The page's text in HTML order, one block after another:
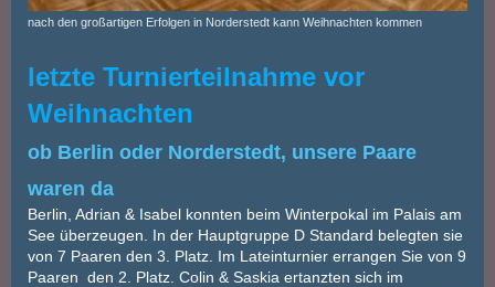
nach den großartigen Erfolgen in Norderstedt kann Weihnachten kommen
letzte Turnierteilnahme vor
Weihnachten
ob Berlin oder Norderstedt, unsere Paare
waren da
Berlin, Adrian & Isabel konnten beim Winterpokal im Palais am
See überzeugen. In der Hauptgruppe D Standard belegten sie
von 7 Paaren den 3. Platz. Im Lateinturnier errangen Sie von 9
Paaren den 2. Platz. Colin & Saskia ertanzten sich im